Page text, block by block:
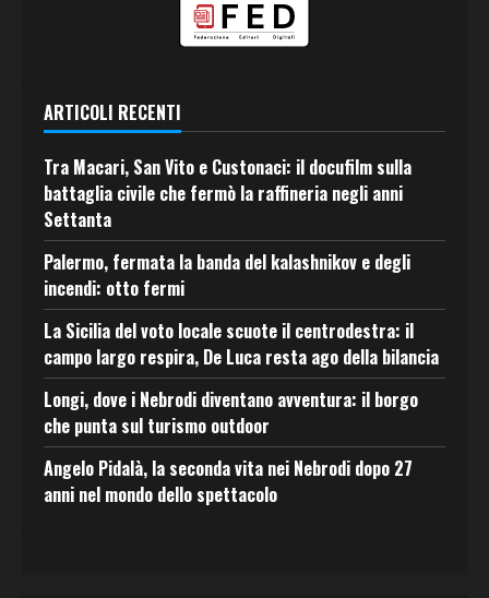
ARTICOLI RECENTI
Tra Macari, San Vito e Custonaci: il docufilm sulla
battaglia civile che fermò la raffineria negli anni
Settanta
Palermo, fermata la banda del kalashnikov e degli
incendi: otto fermi
La Sicilia del voto locale scuote il centrodestra: il
campo largo respira, De Luca resta ago della bilancia
Longi, dove i Nebrodi diventano avventura: il borgo
che punta sul turismo outdoor
Angelo Pidalà, la seconda vita nei Nebrodi dopo 27
anni nel mondo dello spettacolo